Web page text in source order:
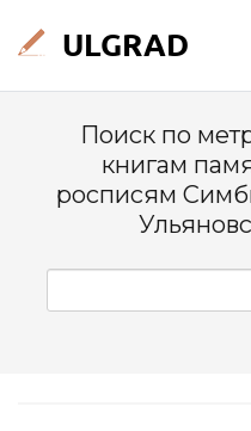
Поиск по
книгам
росписям